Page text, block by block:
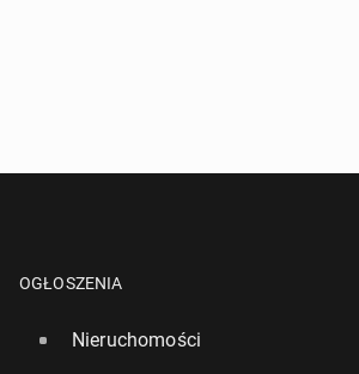
OGŁOSZENIA
Nieruchomości